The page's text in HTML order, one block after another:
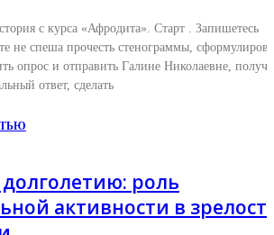
с курса «Афродита». Старт . Запишетесь
не спеша прочесть стенограммы,
опрос и отправить Галине Николаевне,
ответ, сделать
долголетию: роль
активности в